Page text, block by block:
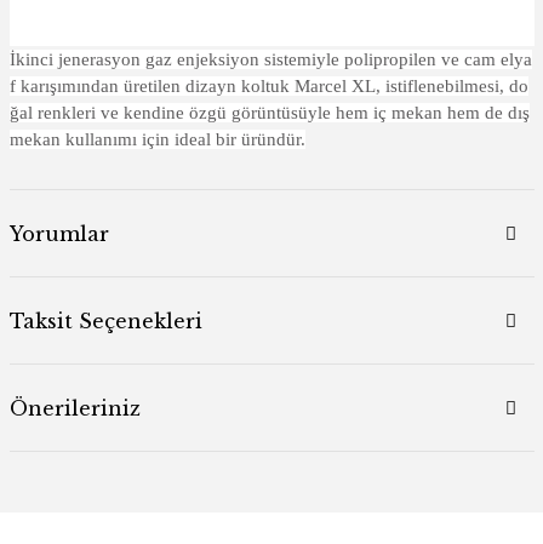
İkinci jenerasyon gaz enjeksiyon sistemiyle polipropilen ve cam elya
f karışımından üretilen dizayn koltuk Marcel XL, istiflenebilmesi, do
ğal renkleri ve kendine özgü görüntüsüyle hem iç mekan hem de dış
mekan kullanımı için ideal bir üründür.
Yorumlar
Taksit Seçenekleri
Önerileriniz